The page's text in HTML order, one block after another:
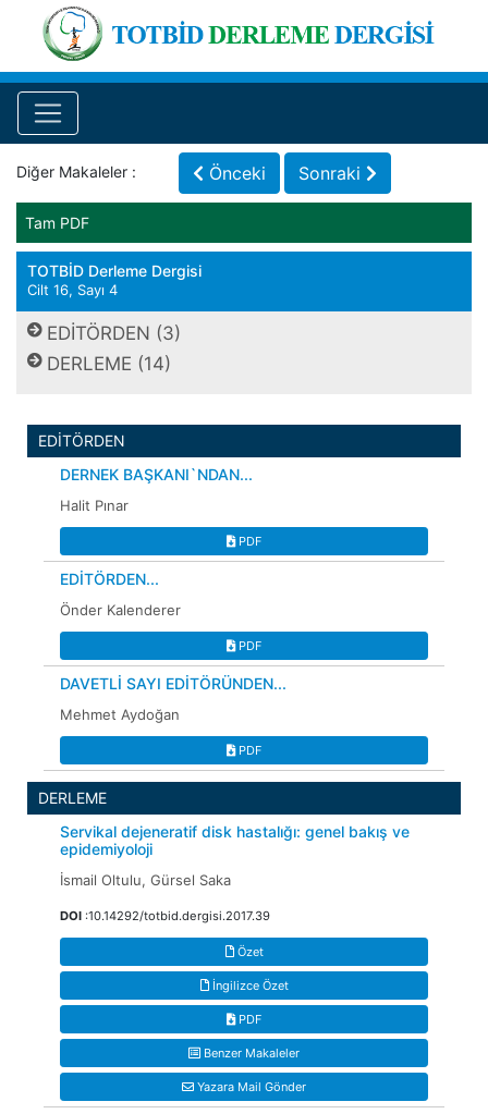
Diğer Makaleler : Önceki Sonraki
Tam PDF
TOTBİD Derleme Dergisi
Cilt 16, Sayı 4
EDİTÖRDEN (3)
DERLEME (14)
EDİTÖRDEN
DERNEK BAŞKANI`NDAN...
Halit Pınar
PDF
EDİTÖRDEN...
Önder Kalenderer
PDF
DAVETLİ SAYI EDİTÖRÜNDEN...
Mehmet Aydoğan
PDF
DERLEME
Servikal dejeneratif disk hastalığı: genel bakış ve
epidemiyoloji
İsmail Oltulu, Gürsel Saka
DOI :10.14292/totbid.dergisi.2017.39
Özet
İngilizce Özet
PDF
Benzer Makaleler
Yazara Mail Gönder